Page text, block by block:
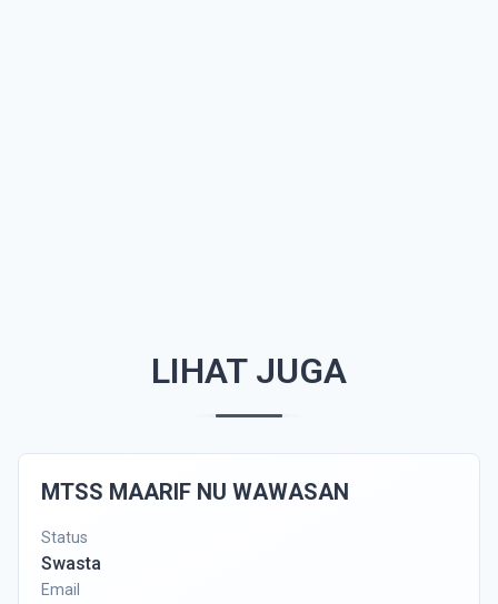
LIHAT JUGA
MTSS MAARIF NU WAWASAN
Status
Swasta
Email